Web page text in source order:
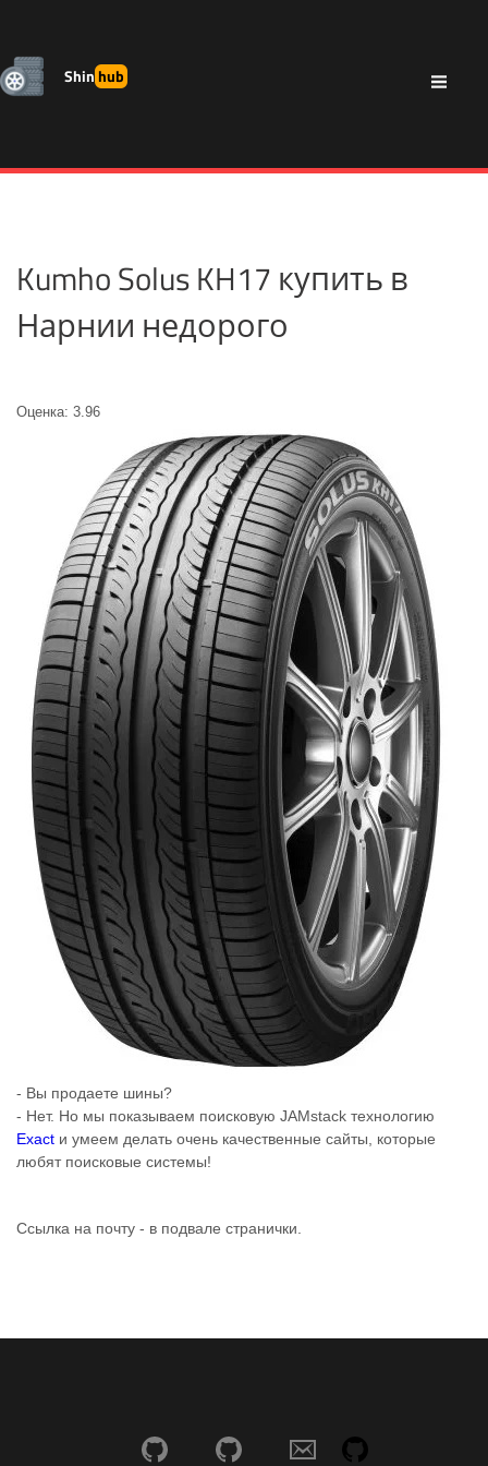
Shinhub
Kumho Solus KH17 купить в
Нарнии недорого
Оценка: 3.96
- Вы продаете шины?
- Нет. Но мы показываем поисковую JAMstack технологию
Exact и умеем делать очень качественные сайты, которые
любят поисковые системы!
Ссылка на почту - в подвале странички.